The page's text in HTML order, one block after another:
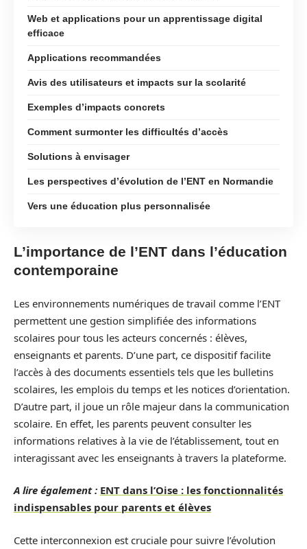
Web et applications pour un apprentissage digital
efficace
Applications recommandées
Avis des utilisateurs et impacts sur la scolarité
Exemples d’impacts concrets
Comment surmonter les difficultés d’accès
Solutions à envisager
Les perspectives d’évolution de l’ENT en Normandie
Vers une éducation plus personnalisée
L’importance de l’ENT dans l’éducation
contemporaine
Les environnements numériques de travail comme l’ENT
permettent une gestion simplifiée des informations
scolaires pour tous les acteurs concernés : élèves,
enseignants et parents. D’une part, ce dispositif facilite
l’accès à des documents essentiels tels que les bulletins
scolaires, les emplois du temps et les notices d’orientation.
D’autre part, il joue un rôle majeur dans la communication
scolaire. En effet, les parents peuvent consulter les
informations relatives à la vie de l’établissement, tout en
interagissant avec les enseignants à travers la plateforme.
A lire également : ENT dans l’Oise : les fonctionnalités
indispensables pour parents et élèves
Cette interconnexion est cruciale pour suivre l’évolution